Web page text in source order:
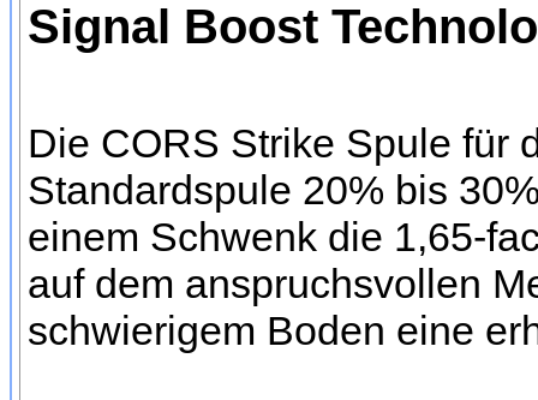
Signal Boost
Die CORS Strike Spule für
Standardspule 20% bis
einem Schwenk die 1,65-
auf dem anspruchsvollen
schwierigem Boden eine